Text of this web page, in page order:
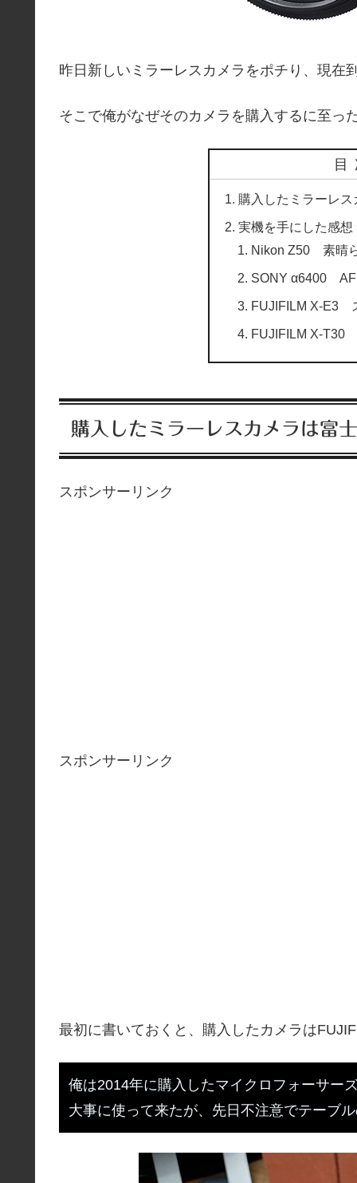
昨日新しいミラーレスカメラをポチり、現在
そこで俺がなぜそのカメラを購入するに至っ
購入したミラーレ
実機を手にした感想
Nikon Z50 素晴
SONY α6400 AF
FUJIFILM X-E3
FUJIFILM X-T30
購入したミラーレスカメラは富
スポンサーリンク
スポンサーリンク
最初に書いておくと、購入したカメラは
俺は2014年に購入したマイクロフォーサー
大事に使って来たが、先日不注意でテーブ